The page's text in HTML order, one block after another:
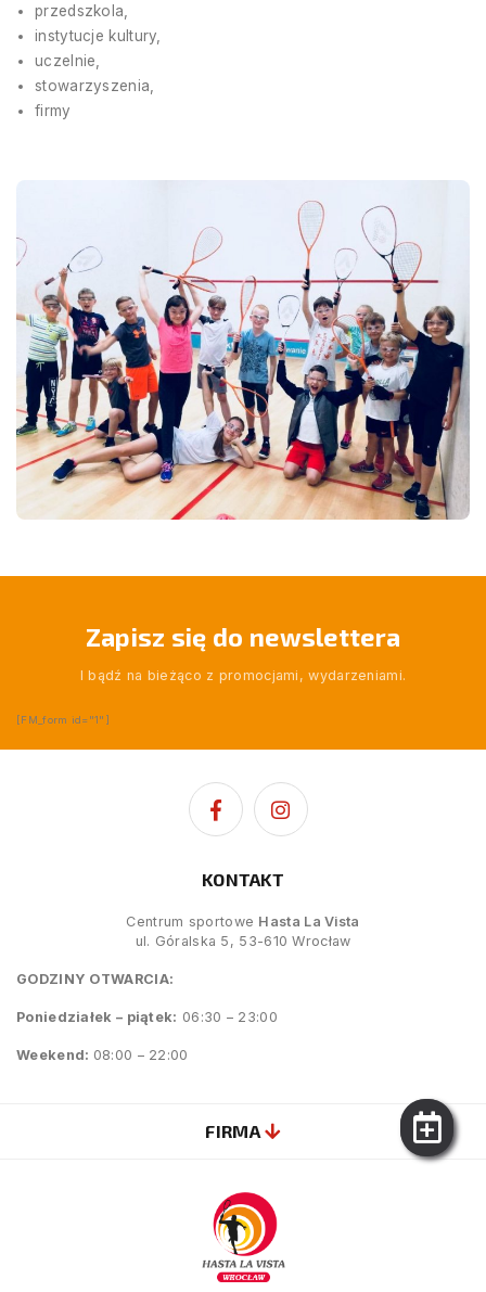
przedszkola,
instytucje kultury,
uczelnie,
stowarzyszenia,
firmy
Zapisz się do newslettera
I bądź na bieżąco z promocjami, wydarzeniami.
[FM_form id="1"]
KONTAKT
Centrum sportowe Hasta La Vista
ul. Góralska 5, 53-610 Wrocław
GODZINY OTWARCIA:
Poniedziałek – piątek: 06:30 – 23:00
Weekend: 08:00 – 22:00
FIRMA